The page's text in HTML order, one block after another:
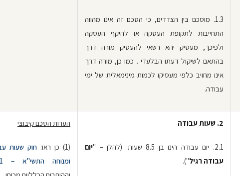
1.3. מוסכם בין הצדדים, כי הסכם זה אינו מהווה
התחייבות לתקופת העסקה או להיקף העסקה
ולפיכך, מעסיק יהא רשאי להעסיק מורה דרך
בהתאם לשיקול דעתו הבלעדי . כמו כן, מורה דרך
אינו מחויב כלפי מעסיקו לכמות מינימאלית של ימי
עבודה.
2. שעות עבודה
2.1. יום עבודה הינו בן 8.5 שעות. (להלן – "
יום
עבודה רגיל").
הערות הסכם קיבוצי
(1) כן ראו:
חוק שעות
ומנוחה התשי"א – 1951